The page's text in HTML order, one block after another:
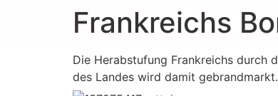
Frankreichs
Die Herabstufung Frankreichs durch
des Landes wird damit